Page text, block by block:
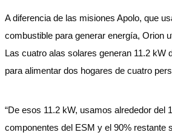
A diferencia de las misiones Apolo, que
combustible para generar energía, Orion
Las cuatro alas solares generan 11.2 kW
para alimentar dos hogares de cuatro
“De esos 11.2 kW, usamos alrededor del
componentes del ESM y el 90% restante